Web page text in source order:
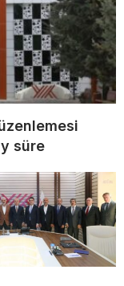
süre